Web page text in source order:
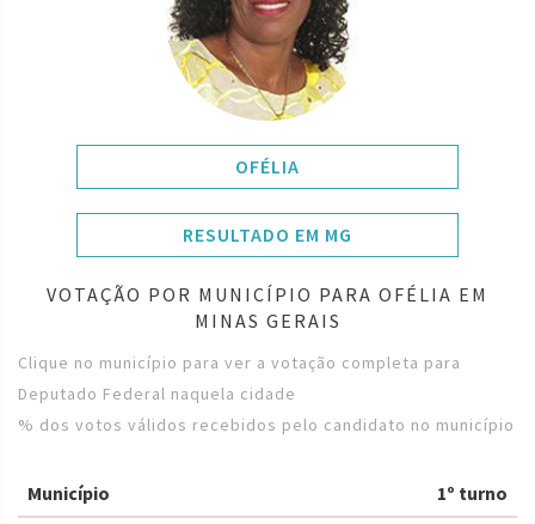
OFÉLIA
RESULTADO EM MG
VOTAÇÃO POR MUNICÍPIO PARA OFÉLIA EM
MINAS GERAIS
Clique no município para ver a votação completa para
Deputado Federal naquela cidade
% dos votos válidos recebidos pelo candidato no município
Município 1º turno